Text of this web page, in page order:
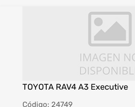
TOYOTA RAV4 A3 Executive
Código: 24749